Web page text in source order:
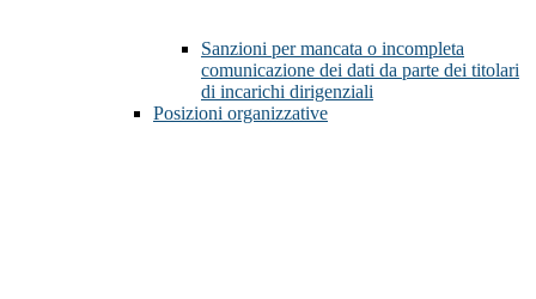
Sanzioni per mancata o incompleta
comunicazione dei dati da parte dei titolari
di incarichi dirigenziali
Posizioni organizzative